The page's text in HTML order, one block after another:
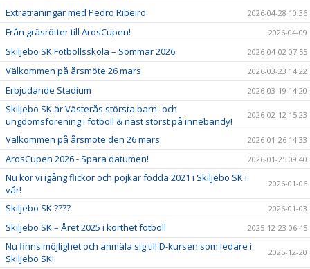
Extraträningar med Pedro Ribeiro 2026-04-28 10:36
Från gräsrötter till ArosCupen! 2026-04-09
Skiljebo SK Fotbollsskola – Sommar 2026 2026-04-02 07:55
Välkommen på årsmöte 26 mars 2026-03-23 14:22
Erbjudande Stadium 2026-03-19 14:20
Skiljebo SK är Västerås största barn- och
ungdomsförening i fotboll & näst störst på innebandy!
2026-02-12 15:23
Välkommen på årsmöte den 26 mars 2026-01-26 14:33
ArosCupen 2026 - Spara datumen! 2026-01-25 09:40
Nu kör vi igång flickor och pojkar födda 2021 i Skiljebo SK i
vår!
2026-01-06
Skiljebo SK ???? 2026-01-03
Skiljebo SK – Året 2025 i korthet fotboll 2025-12-23 06:45
Nu finns möjlighet och anmäla sig till D-kursen som ledare i
Skiljebo SK!
2025-12-20